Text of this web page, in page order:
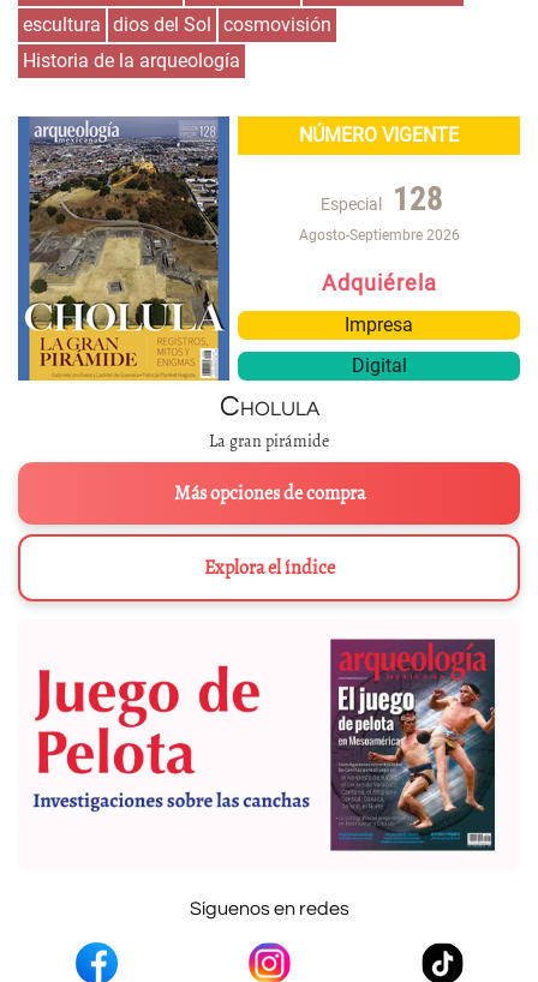
escultura dios del Sol cosmovisión
Historia de la arqueología
NÚMERO VIGENTE
Especial 128
Agosto-Septiembre 2026
Adquiérela
Impresa
Digital
Cholula
La gran pirámide
Más opciones de compra
Explora el índice
Síguenos en redes